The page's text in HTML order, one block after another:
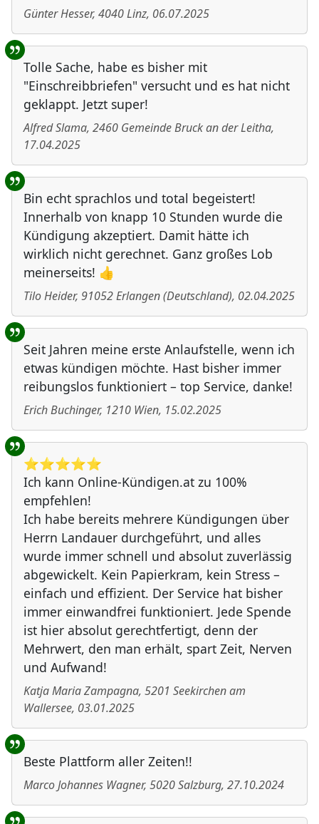
Günter Hesser, 4040Linz, 06.07.2025
Tolle Sache, habe es bisher mit
"Einschreibbriefen" versucht und es hat nicht
geklappt. Jetzt super!
Alfred Slama, 2460 Gemeinde Bruck an der Leitha,
17.04.2025
Bin echt sprachlos und total begeistert!
Innerhalb von knapp 10 Stunden wurde die
Kündigung akzeptiert. Damit hätte ich
wirklich nicht gerechnet. Ganz großes Lob
meinerseits! 👍
Tilo Heider, 91052Erlangen(Deutschland), 02.04.2025
Seit Jahren meine erste Anlaufstelle, wenn ich
etwas kündigen möchte. Hast bisher immer
reibungslos funktioniert – top Service, danke!
Erich Buchinger, 1210 Wien, 15.02.2025
⭐️⭐️⭐️⭐️⭐️
Ich kann Online-Kündigen.at zu 100%
empfehlen!
Ich habe bereits mehrere Kündigungen über
Herrn Landauer durchgeführt, und alles
wurde immer schnell und absolut zuverlässig
abgewickelt. Kein Papierkram, kein Stress –
einfach und effizient. Der Service hat bisher
immer einwandfrei funktioniert. Jede Spende
ist hier absolut gerechtfertigt, denn der
Mehrwert, den man erhält, spart Zeit, Nerven
und Aufwand!
Katja Maria Zampagna, 5201 Seekirchen am
Wallersee, 03.01.2025
Beste Plattform aller Zeiten!!
Marco Johannes Wagner, 5020Salzburg, 27.10.2024